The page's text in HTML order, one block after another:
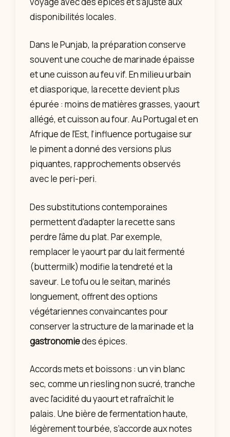
disponibilités locales.
Dans le Punjab, la préparation conserve
souvent une couche de marinade épaisse
et une cuisson au feu vif. En milieu urbain
et diasporique, la recette devient plus
épurée : moins de matières grasses, yaourt
allégé, et cuisson au four. Au Portugal et en
Afrique de l’Est, l’influence portugaise sur
le piment a donné des versions plus
piquantes, rapprochements observés
avec le peri-peri.
Des substitutions contemporaines
permettent d’adapter la recette sans
perdre l’âme du plat. Par exemple,
remplacer le yaourt par du lait fermenté
(buttermilk) modifie la tendreté et la
saveur. Le tofu ou le seitan, marinés
longuement, offrent des options
végétariennes convaincantes pour
conserver la structure de la marinade et la
gastronomiedes épices.
Accords mets et boissons : un vin blanc
sec, comme un riesling non sucré, tranche
avec l’acidité du yaourt et rafraîchit le
palais. Une bière de fermentation haute,
légèrement tourbée, s’accorde aux notes